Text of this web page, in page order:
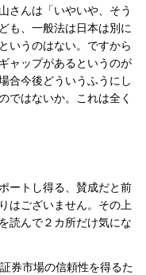
さんは「いやいや、そう
も、一般法は日本は別に
いうのはない。ですから
ャップがあるというのが
合今後どういうふうにし
ではないか。これは全く
ートし得る、賛成だと前
はございません。その上
読んで２カ所だけ気にな
券市場の信頼性を得るた